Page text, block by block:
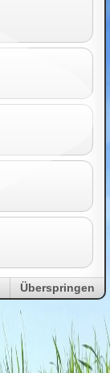
Überspringen